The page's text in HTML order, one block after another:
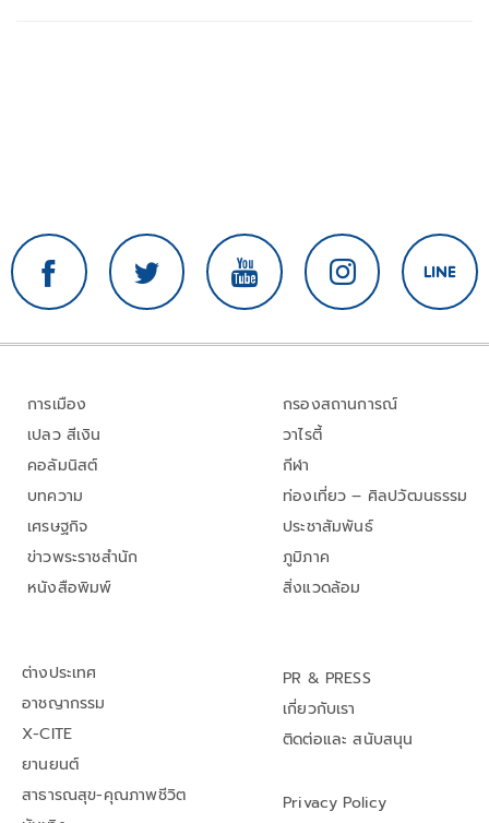
การเมือง
เปลว สีเงิน
คอลัมนิสต์
บทความ
เศรษฐกิจ
ข่าวพระราชสำนัก
หนังสือพิมพ์
กรองสถานการณ์
วาไรตี้
กีฬา
ท่องเที่ยว – ศิลปวัฒนธรรม
ประชาสัมพันธ์
ภูมิภาค
สิ่งแวดล้อม
ต่างประเทศ
อาชญากรรม
X-CITE
ยานยนต์
สาธารณสุข-คุณภาพชีวิต
PR & PRESS
เกี่ยวกับเรา
ติดต่อและ สนับสนุน
Privacy Policy